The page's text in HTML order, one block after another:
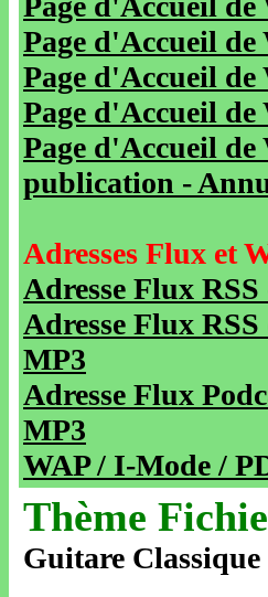
Page d'Accueil de
Page d'Accueil
Page d'Accueil
Page d'Accueil
publication -
Adresses Flux et
Adresse Flux
Adresse Flux
MP3
Adresse Flux
MP3
WAP / I-Mode /
Thème
Guitare Classique